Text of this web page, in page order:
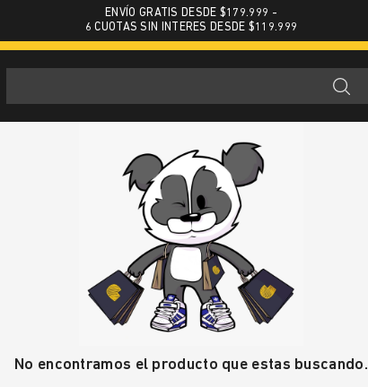
ENVÍO GRATIS DESDE $179.999 -
6 CUOTAS SIN INTERES DESDE $119.999
No encontramos el producto que estas buscando.